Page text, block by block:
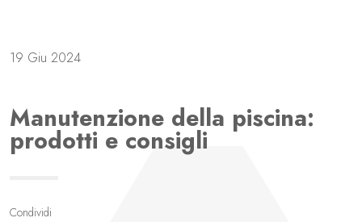
19 Giu 2024
Manutenzione della piscina:
prodotti e consigli
Condividi